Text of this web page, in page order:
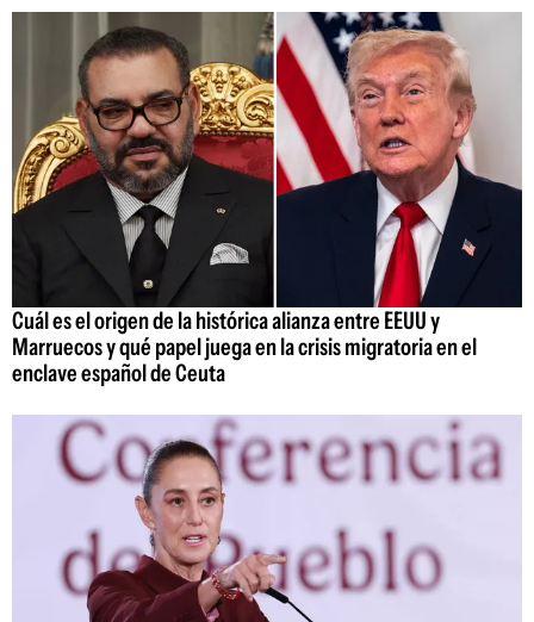
Cuál es el origen de la histórica alianza entre EEUU y
Marruecos y qué papel juega en la crisis migratoria en el
enclave español de Ceuta